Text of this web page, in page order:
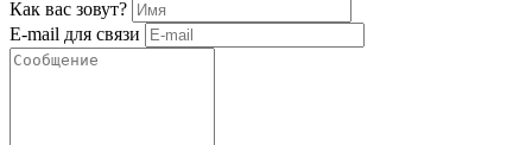
Как вас зовут?
E-mail для связи